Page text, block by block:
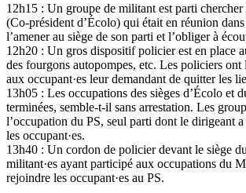
12h15 : Un groupe de militant est parti
(Co-président d’Écolo) qui était en réunion
l’amener au siège de son parti et l’obliger à
12h20 : Un gros dispositif policier est en place
des fourgons autopompes, etc. Les policiers
aux occupant·es leur demandant de quitter les
13h05 : Les occupations des sièges d’Écolo et
terminées, semble-t-il sans arrestation. Les
l’occupation du PS, seul parti dont le dirigeant a
les occupant·es.
13h40 : Un cordon de policier devant le siège
militant·es ayant participé aux occupations du
rejoindre les occupant·es au PS.